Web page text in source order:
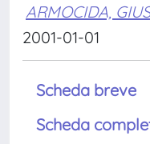
ARMOCIDA,
2001-01-01
Scheda breve
Scheda